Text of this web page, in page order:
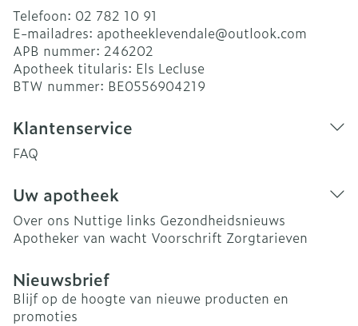
Telefoon: 02 782 10 91
E-mailadres: apotheeklevendale@outlook.com
APB nummer: 246202
Apotheek titularis: Els Lecluse
BTW nummer: BE0556904219
Klantenservice
FAQ
Uw apotheek
Over ons Nuttige links Gezondheidsnieuws
Apotheker van wacht Voorschrift Zorgtarieven
Nieuwsbrief
Blijf op de hoogte van nieuwe producten en
promoties